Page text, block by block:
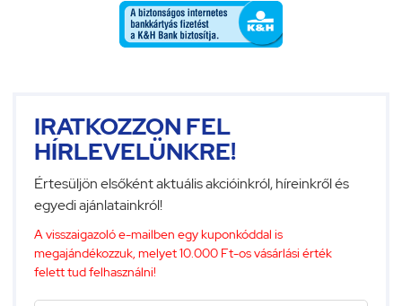
IRATKOZZON FEL
HÍRLEVELÜNKRE!
Értesüljön elsőként aktuális akcióinkról, híreinkről és
egyedi ajánlatainkról!
A visszaigazoló e-mailben egy kuponkóddal is
megajándékozzuk, melyet 10.000 Ft-os vásárlási érték
felett tud felhasználni!